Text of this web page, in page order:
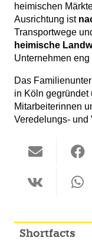
heimischen
Ausrichtung ist
Transportwege
heimische
Unternehmen
Das
in Köln gegründet
Mitarbeiterinnen
Veredelungs- und
Shortfacts